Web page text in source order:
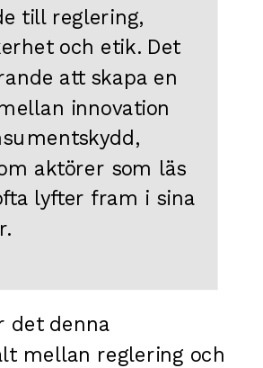
till reglering,
och etik. Det
att skapa en
innovation
aktörer som läs
lyfter fram i sina
det denna
mellan reglering och